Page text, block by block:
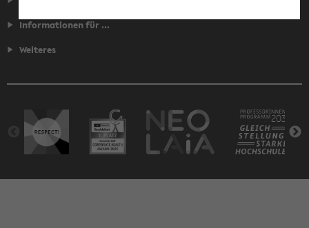
Informationen für ...
Weiteres